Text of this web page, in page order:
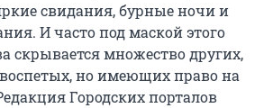
свидания, бурные ночи и
И часто под маской этого
скрывается множество других,
но имеющих право на
Городских порталов